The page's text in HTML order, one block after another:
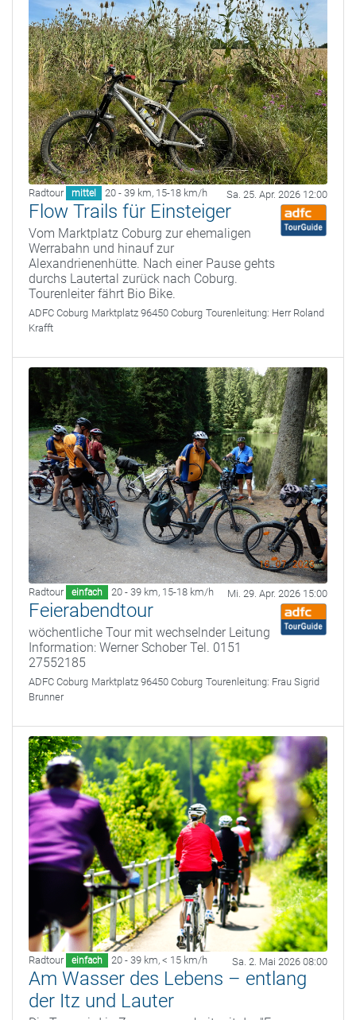
Radtour mittel 20 - 39 km, 15-18 km/h Sa. 25. Apr. 2026 12:00
Flow Trails für Einsteiger
Vom Marktplatz Coburg zur ehemaligen
Werrabahn und hinauf zur
Alexandrienenhütte. Nach einer Pause gehts
durchs Lautertal zurück nach Coburg.
Tourenleiter fährt Bio Bike.
ADFC Coburg Marktplatz 96450 Coburg Tourenleitung: Herr Roland
Krafft
Radtour einfach 20 - 39 km, 15-18 km/h Mi. 29. Apr. 2026 15:00
Feierabendtour
wöchentliche Tour mit wechselnder Leitung
Information: Werner Schober Tel. 0151
27552185
ADFC Coburg Marktplatz 96450 Coburg Tourenleitung: Frau Sigrid
Brunner
Radtour einfach 20 - 39 km, < 15 km/h Sa. 2. Mai 2026 08:00
Am Wasser des Lebens – entlang
der Itz und Lauter